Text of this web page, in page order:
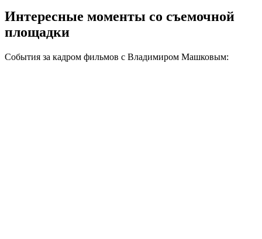
Интересные моменты со съемочной
площадки
События за кадром фильмов с Владимиром Машковым: